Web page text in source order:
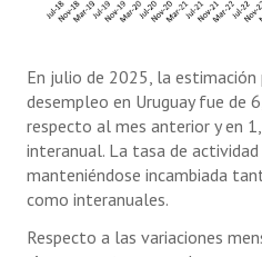
En julio de 2025, la
desempleo en Uruguay fue de
respecto al mes anterior y en
interanual. La tasa de actividad
manteniéndose incambiada
como interanuales.
Respecto a las variaciones